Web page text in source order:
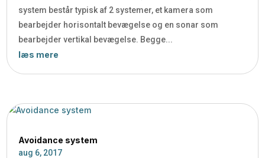
system består typisk af 2 systemer, et kamera som
bearbejder horisontalt bevægelse og en sonar som
bearbejder vertikal bevægelse. Begge...
læs mere
Avoidance system
aug 6, 2017